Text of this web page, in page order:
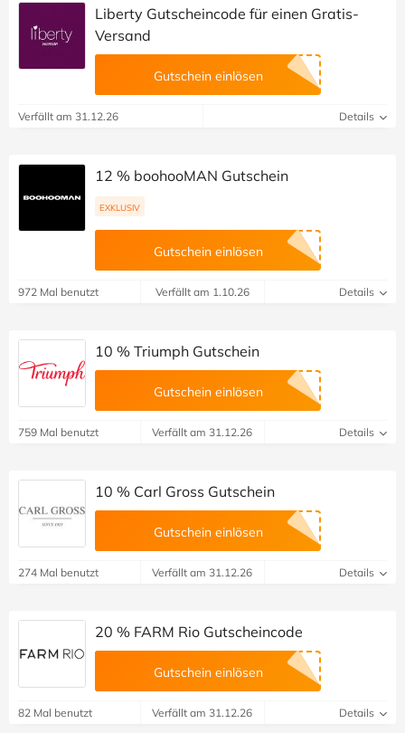
Liberty Gutscheincode für einen Gratis-
Versand
Gutschein einlösen
Verfällt am 31.12.26 Details
12 % boohooMAN Gutschein
EXKLUSIV
Gutschein einlösen
972 Mal benutzt Verfällt am 1.10.26 Details
10 % Triumph Gutschein
Gutschein einlösen
759 Mal benutzt Verfällt am 31.12.26 Details
10 % Carl Gross Gutschein
Gutschein einlösen
274 Mal benutzt Verfällt am 31.12.26 Details
20 % FARM Rio Gutscheincode
Gutschein einlösen
82 Mal benutzt Verfällt am 31.12.26 Details